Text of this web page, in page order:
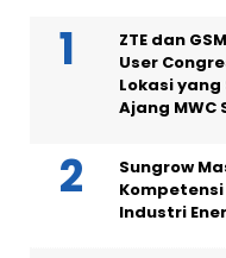
ZTE dan
User
Lokasi
Ajang MWC
Sungrow
Industri